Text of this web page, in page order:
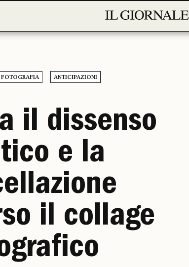
FOTOGRAFIA ANTICIPAZIONI
il dissenso
e la
il collage